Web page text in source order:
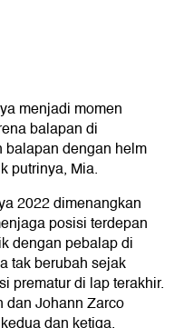
menjadi momen
balapan di
dengan helm
putrinya, Mia.
2022 dimenangkan
posisi terdepan
dengan pebalap di
tak berubah sejak
prematur di lap terakhir.
dan Johann Zarco
dan ketiga.